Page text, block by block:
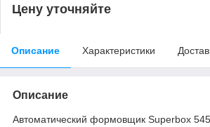
Цену уточняйте
Описание Характеристики
Описание
Автоматический формовщик Superbox 545